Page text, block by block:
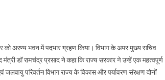
को अरण्य भवन में पदभार ग्रहण किया। विभाग के अपर मुख्य सचिव
डॉ रामचंद्र प्रसाद ने कहा कि राज्य सरकार ने उन्हें एक महत्वपूर्ण
जलवायु परिवर्तन विभाग राज्य के विकास और पर्यावरण संरक्षण दोनों